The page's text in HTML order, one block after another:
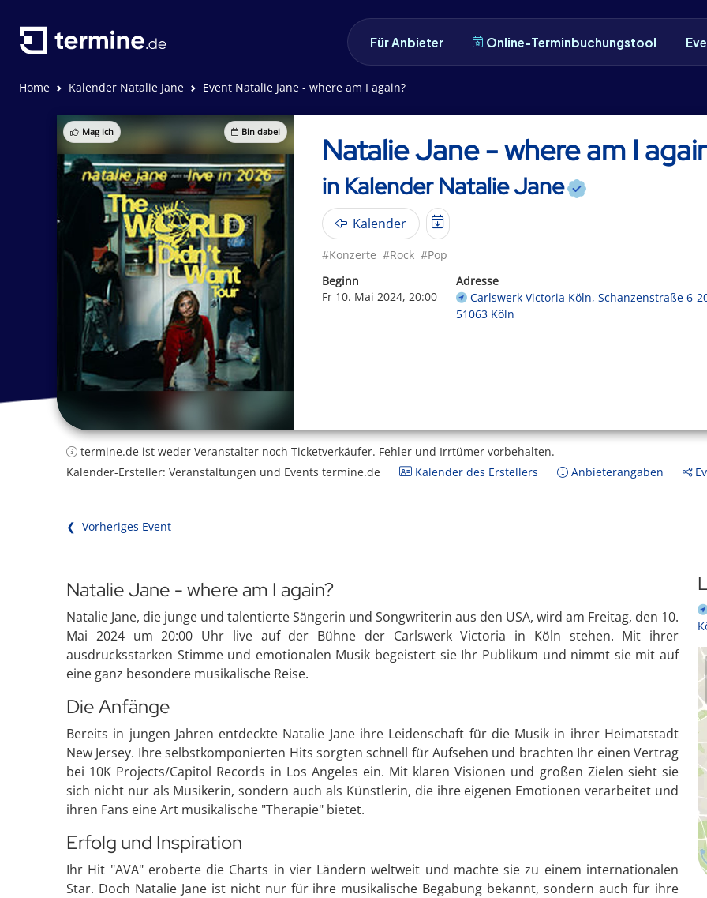
Für Anbieter Online-Terminbuchungstool
Home Kalender Natalie Jane Event Natalie Jane - where am I again?
Mag ich Bin dabei Natalie Jane - where am I
in Kalender Natalie Jane
Kalender
#Konzerte #Rock #Pop
Beginn
Fr 10. Mai 2024, 20:00
Adresse
Carlswerk Victoria Köln, Schanzenstraße 6-
51063 Köln
termine.de ist weder Veranstalter noch Ticketverkäufer. Fehler und Irrtümer vorbehalten.
Kalender-Ersteller: Veranstaltungen und Events termine.de
Kalender des Erstellers Anbieterangaben
❮ Vorheriges Event
Natalie Jane - where am I again?
Natalie Jane, die junge und talentierte Sängerin und Songwriterin aus den USA, wird am Freitag, den 10.
Mai 2024 um 20:00 Uhr live auf der Bühne der Carlswerk Victoria in Köln stehen. Mit ihrer
ausdrucksstarken Stimme und emotionalen Musik begeistert sie Ihr Publikum und nimmt sie mit auf
eine ganz besondere musikalische Reise.
Die Anfänge
Bereits in jungen Jahren entdeckte Natalie Jane ihre Leidenschaft für die Musik in ihrer Heimatstadt
New Jersey. Ihre selbstkomponierten Hits sorgten schnell für Aufsehen und brachten Ihr einen Vertrag
bei 10K Projects/Capitol Records in Los Angeles ein. Mit klaren Visionen und großen Zielen sieht sie
sich nicht nur als Musikerin, sondern auch als Künstlerin, die ihre eigenen Emotionen verarbeitet und
ihren Fans eine Art musikalische "Therapie" bietet.
Erfolg und Inspiration
Ihr Hit "AVA" eroberte die Charts in vier Ländern weltweit und machte sie zu einem internationalen
Star. Doch Natalie Jane ist nicht nur für ihre musikalische Begabung bekannt, sondern auch für ihre